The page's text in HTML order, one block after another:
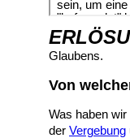
Glaubens.
Von
Was haben
der Vergebung